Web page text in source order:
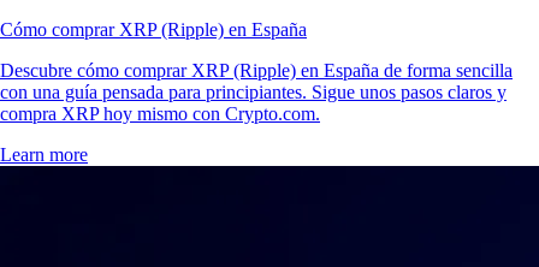
Cómo comprar XRP (Ripple) en España
Descubre cómo comprar XRP (Ripple) en España de forma sencilla
con una guía pensada para principiantes. Sigue unos pasos claros y
compra XRP hoy mismo con Crypto.com.
Learn more